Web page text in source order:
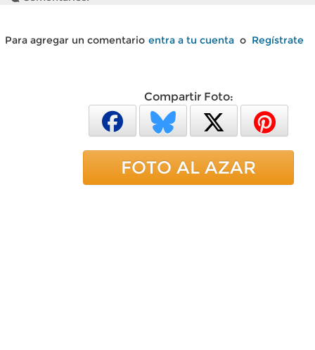
Para agregar un comentario entra a tu cuenta o Regístrate
Compartir Foto:
FOTO AL AZAR